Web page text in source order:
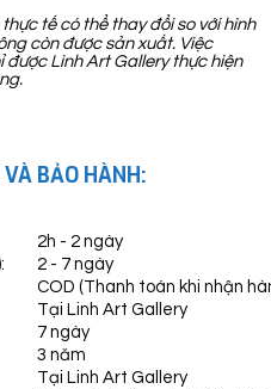
tế có thể thay đổi so với hình
còn được sản xuất. Việc
Linh Art Gallery thực hiện
BẢO HÀNH:
2h - 2 ngày
2 - 7 ngày
COD (Thanh toán khi nhận
Tại Linh Art Gallery
7 ngày
3 năm
Tại Linh Art Gallery